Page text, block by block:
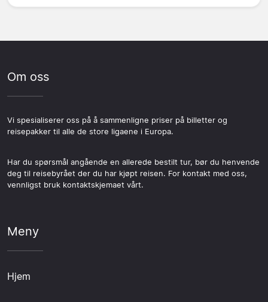
Om oss
Vi spesialiserer oss på å sammenligne priser på billetter og
reisepakker til alle de store ligaene i Europa.
Har du spørsmål angående en allerede bestilt tur, bør du henvende
deg til reisebyrået der du har kjøpt reisen. For kontakt med oss,
vennligst bruk kontaktskjemaet vårt.
Meny
Hjem